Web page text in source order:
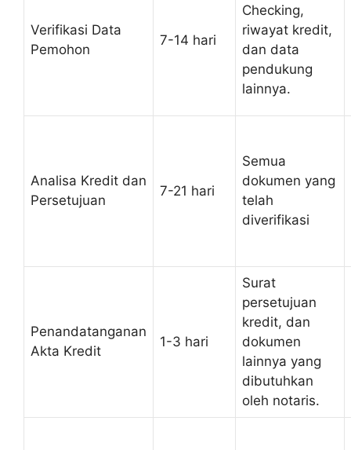
Verifikasi Data
Pemohon
7-14 hari
Checking,
riwayat kredit,
dan data
pendukung
lainnya.
Analisa Kredit dan
Persetujuan
7-21 hari
Semua
dokumen yang
telah
diverifikasi
Penandatanganan
Akta Kredit
1-3 hari
Surat
persetujuan
kredit, dan
dokumen
lainnya yang
dibutuhkan
oleh notaris.